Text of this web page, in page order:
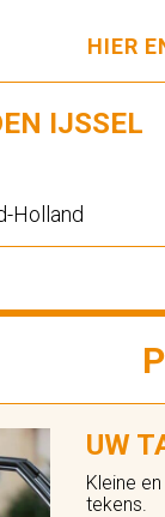
HIER
IJSSEL
Holland
UW
Kleine
tekens.